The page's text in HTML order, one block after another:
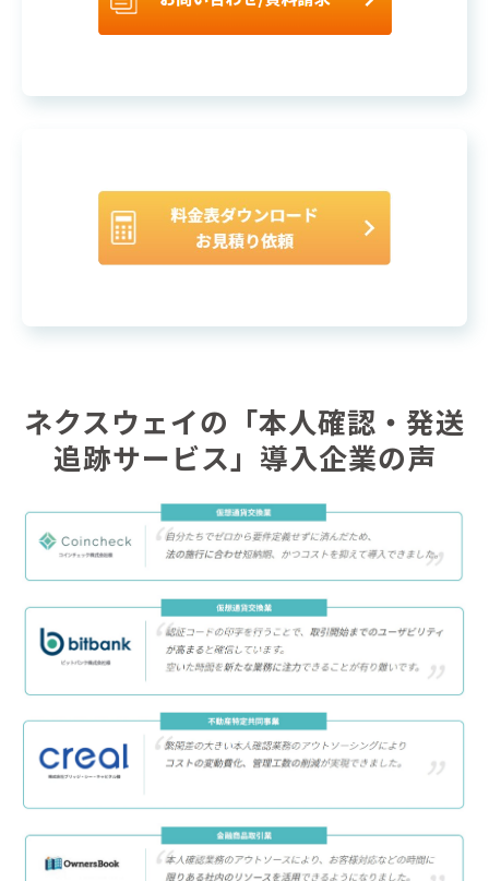
ネクスウェイの「本人確認・発送
追跡サービス」導入企業の声